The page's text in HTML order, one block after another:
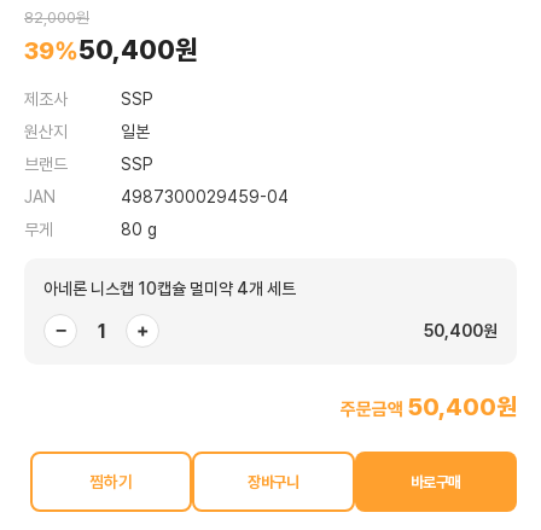
82,000원
39%50,400원
제조사
SSP
원산지
일본
브랜드
SSP
JAN
4987300029459-04
무게
80 g
아네론 니스캡 10캡슐 멀미약 4개 세트
− + 50,400원
주문금액 50,400원
찜하기